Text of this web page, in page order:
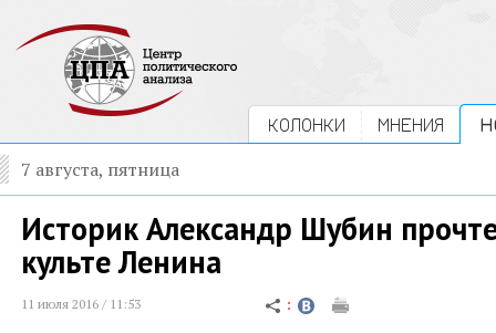
КОЛОНКИ МНЕНИЯ
7 августа, пятница
Историк Александр Шубин
культе Ленина
11 июля 2016 / 11:53